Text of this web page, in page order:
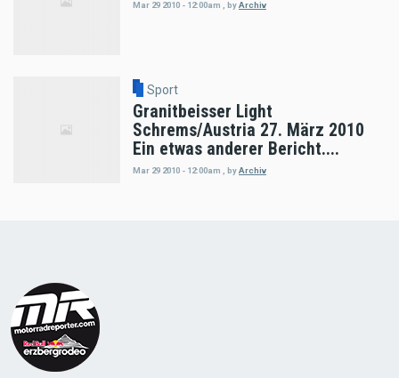
Mar 29 2010 - 12:00am byArchiv
Sport
Granitbeisser Light
Schrems/Austria 27. März 2010
Ein etwas anderer Bericht....
Mar 29 2010 - 12:00am byArchiv